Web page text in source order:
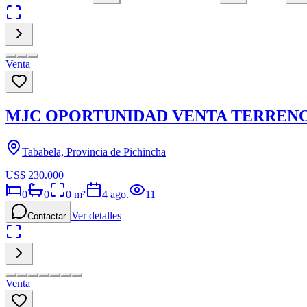
Venta
MJC OPORTUNIDAD VENTA
Tababela, Provincia de Pichincha
US$ 230.000
0
0 0 m² 4 ago. 11
Contactar Ver detalles
Venta